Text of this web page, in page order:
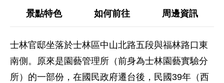
景點特色 如何前往 周邊資訊
士林官邸坐落於士林區中山北路五段與福林路口東
南側。原來是園藝管理所（前身為士林園藝實驗分
所）的一部份，在國民政府遷台後，民國39年（西